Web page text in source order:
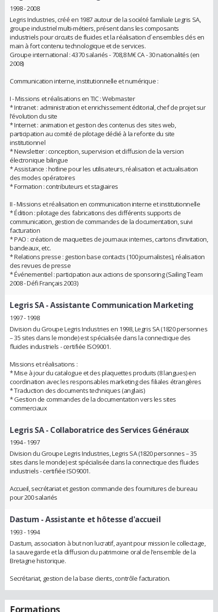
1998 - 2008
Legris Industries, créé en 1987 autour de la société familiale Legris SA,
groupe industriel multi-métiers, présent dans les composants
industriels pour circuits de fluides et la réalisation d´ensembles clés en
main à fort contenu technologique et de services.
Groupe international : 4370 salariés - 708,8 M€ CA - 30 nationalités (en
2008)
Communication interne, institutionnelle et numérique :
I - Missions et réalisations en TIC : Webmaster
* Intranet : administration et enrichissement éditorial, chef de projet sur
l’évolution du site
* Internet : animation et gestion des contenus des sites web,
participation au comité de pilotage dédié à la refonte du site
institutionnel
* Newsletter : conception, supervision et diffusion de la version
électronique bilingue
* Assistance : hotline pour les utilisateurs, réalisation et actualisation
des modes opératoires
* Formation : contributeurs et stagiaires
II - Missions et réalisation en communication interne et institutionnelle
* Édition : pilotage des fabrications des différents supports de
communication, gestion de commandes de la documentation, suivi
facturation
* PAO : création de maquettes de journaux internes, cartons d’invitation,
bandeaux, etc.
* Relations presse : gestion base contacts (100 journalistes), réalisation
des revues de presse
* Événementiel : participation aux actions de sponsoring (Sailing Team
2008 - Défi Français 2003)
Legris SA- Assistante Communication Marketing
1997 - 1998
Division du Groupe Legris Industries en 1998, Legris SA (1820 personnes
– 35 sites dans le monde) est spécialisée dans la connectique des
fluides industriels - certifiée ISO9001.
Missions et réalisations :
* Mise à jour du catalogue et des plaquettes produits (8 langues) en
coordination avec les responsables marketing des filiales étrangères
* Traduction des documents techniques (anglais)
* Gestion de commandes de la documentation vers les sites
commerciaux
Legris SA- Collaboratrice des Services Généraux
1994 - 1997
Division du Groupe Legris Industries, Legris SA (1820 personnes – 35
sites dans le monde) est spécialisée dans la connectique des fluides
industriels - certifiée ISO9001.
Accueil, secrétariat et gestion commande des fournitures de bureau
pour 200 salariés
Dastum - Assistante et hôtesse d'accueil
1993 - 1994
Dastum, association à but non lucratif, ayant pour mission le collectage,
la sauvegarde et la diffusion du patrimoine oral de l’ensemble de la
Bretagne historique.
Secrétariat, gestion de la base clients, contrôle facturation.